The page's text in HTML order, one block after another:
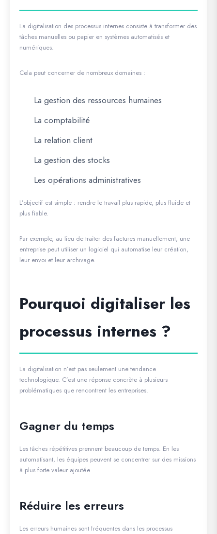
La digitalisation des processus internes consiste à transformer des
tâches manuelles ou papier en systèmes automatisés et
numériques.
Cela peut concerner de nombreux domaines :
La gestion des ressources humaines
La comptabilité
La relation client
La gestion des stocks
Les opérations administratives
L’objectif est simple : rendre le travail plus rapide, plus fluide et
plus fiable.
Par exemple, au lieu de traiter des factures manuellement, une
entreprise peut utiliser un logiciel qui automatise leur création,
leur envoi et leur archivage.
Pourquoi digitaliser les
processus internes ?
La digitalisation n’est pas seulement une tendance
technologique. C’est une réponse concrète à plusieurs
problématiques que rencontrent les entreprises.
Gagner du temps
Les tâches répétitives prennent beaucoup de temps. En les
automatisant, les équipes peuvent se concentrer sur des missions
à plus forte valeur ajoutée.
Réduire les erreurs
Les erreurs humaines sont fréquentes dans les processus